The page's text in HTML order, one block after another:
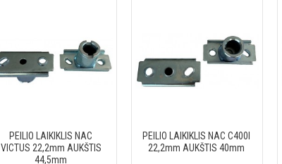
PEILIO LAIKIKLIS NAC
VICTUS 22,2mm AUKŠTIS
44,5mm
PEILIO LAIKIKLIS NAC C400I
22,2mm AUKŠTIS 40mm